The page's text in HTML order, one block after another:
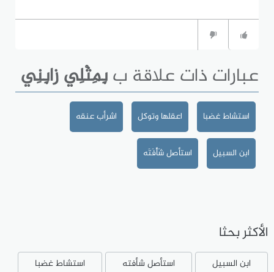
عبارات ذات علاقة ببِمِثْلِي زابِنِي
استشاط غضبا اعقلها وتوكل اشرأب عنقه
ابن السبيل استأصل شَأْفَتَه
الأكثر بحثا
ابن السبيل استأصل شأفته
استشاط غضبا